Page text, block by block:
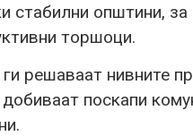
стабилни општини,
торшоци.
решаваат нивните
поскапи